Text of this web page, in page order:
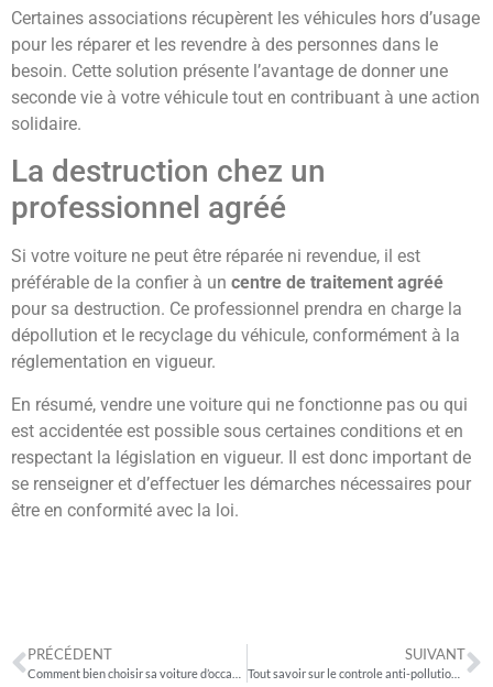
Certaines associations récupèrent les véhicules hors d’usage
pour les réparer et les revendre à des personnes dans le
besoin. Cette solution présente l’avantage de donner une
seconde vie à votre véhicule tout en contribuant à une action
solidaire.
La destruction chez un
professionnel agréé
Si votre voiture ne peut être réparée ni revendue, il est
préférable de la confier à un centre de traitement agréé
pour sa destruction. Ce professionnel prendra en charge la
dépollution et le recyclage du véhicule, conformément à la
réglementation en vigueur.
En résumé, vendre une voiture qui ne fonctionne pas ou qui
est accidentée est possible sous certaines conditions et en
respectant la législation en vigueur. Il est donc important de
se renseigner et d’effectuer les démarches nécessaires pour
être en conformité avec la loi.
PRÉCÉDENT SUIVANT
Tout savoir sur le controle anti-pollution : les personnes concernees et la periodicite